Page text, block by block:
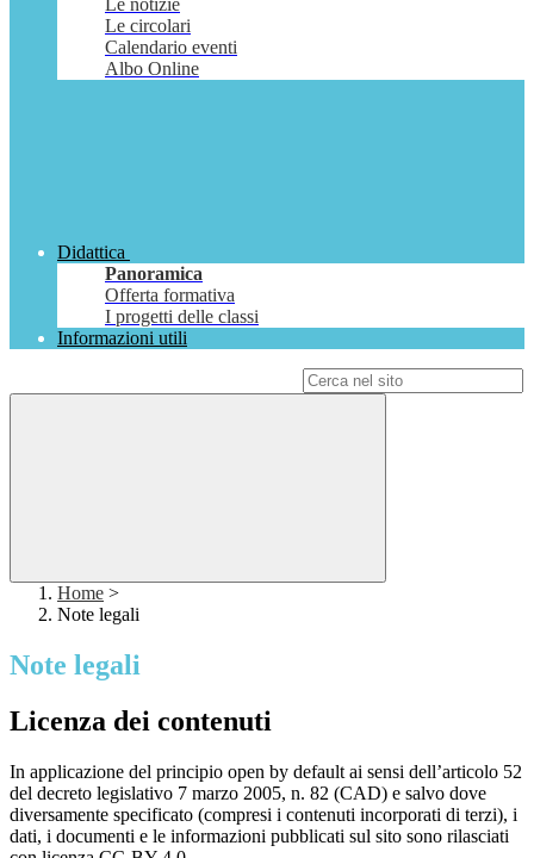
Le notizie
Le circolari
Calendario eventi
Albo Online
Didattica
Panoramica
Offerta formativa
I progetti delle classi
Informazioni utili
Home >
Note legali
Note legali
Licenza dei contenuti
In applicazione del principio open by default ai sensi dell’articolo 52
del decreto legislativo 7 marzo 2005, n. 82 (CAD) e salvo dove
diversamente specificato (compresi i contenuti incorporati di terzi), i
dati, i documenti e le informazioni pubblicati sul sito sono rilasciati